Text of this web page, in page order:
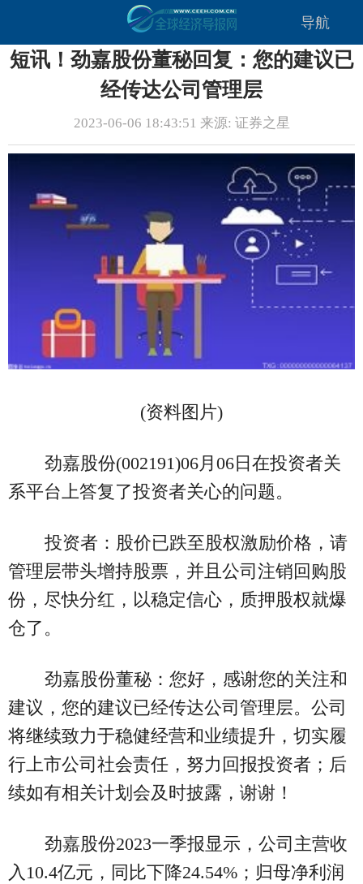
导航
短讯！劲嘉股份董秘回复：您的建议已
经传达公司管理层
2023-06-06 18:43:51 来源: 证券之星
(资料图片)
劲嘉股份(002191)06月06日在投资者关
系平台上答复了投资者关心的问题。
投资者：股价已跌至股权激励价格，请
管理层带头增持股票，并且公司注销回购股
份，尽快分红，以稳定信心，质押股权就爆
仓了。
劲嘉股份董秘：您好，感谢您的关注和
建议，您的建议已经传达公司管理层。公司
将继续致力于稳健经营和业绩提升，切实履
行上市公司社会责任，努力回报投资者；后
续如有相关计划会及时披露，谢谢！
劲嘉股份2023一季报显示，公司主营收
入10.4亿元，同比下降24.54%；归母净利润